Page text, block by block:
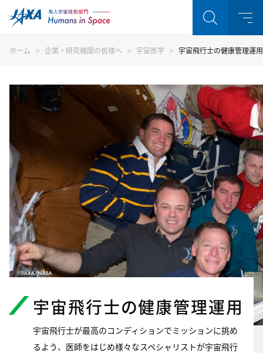
ホーム 企業・研究機関の皆様へ 宇宙医学 宇宙飛行士の健康管理運用
宇宙飛行士の健康管理運用
宇宙飛行士が最高のコンディションでミッションに挑め
るよう、医師をはじめ様々なスペシャリストが宇宙飛行